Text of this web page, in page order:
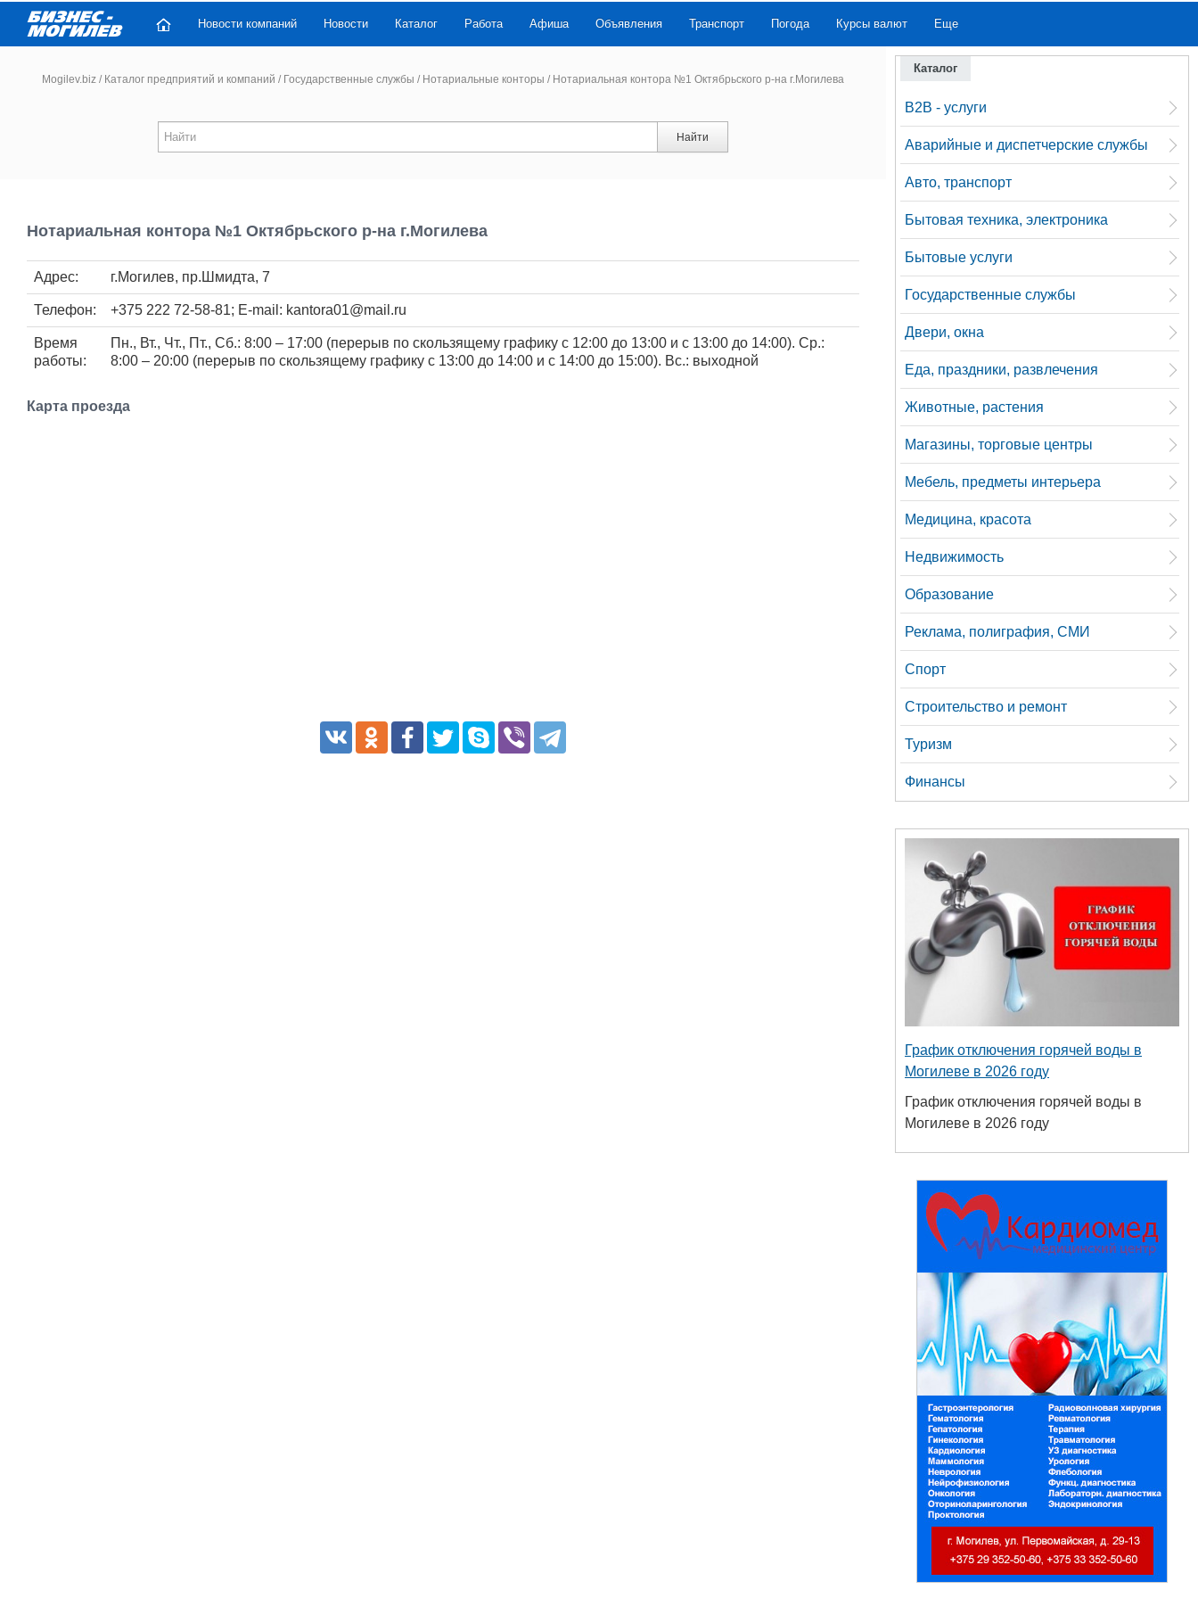
Новости компаний Новости Каталог Работа Афиша Объявления Транспорт Погода Курсы валют Еще
Mogilev.biz / Каталог предприятий и компаний / Государственные службы / Нотариальные конторы /Нотариальная контора №1 Октябрьского р-на г.Могилева
Найти
Нотариальная контора №1 Октябрьского р-на г.Могилева
Адрес: г.Могилев, пр.Шмидта, 7
Телефон: +375 222 72-58-81; E-mail: kantora01@mail.ru
Время
работы:
Пн., Вт., Чт., Пт., Сб.: 8:00 – 17:00 (перерыв по скользящему графику с 12:00 до 13:00 и с 13:00 до 14:00). Ср.:
8:00 – 20:00 (перерыв по скользящему графику с 13:00 до 14:00 и с 14:00 до 15:00). Вс.: выходной
Карта проезда
Каталог
B2B - услуги
Аварийные и диспетчерские службы
Авто, транспорт
Бытовая техника, электроника
Бытовые услуги
Государственные службы
Двери, окна
Еда, праздники, развлечения
Животные, растения
Магазины, торговые центры
Мебель, предметы интерьера
Медицина, красота
Недвижимость
Образование
Реклама, полиграфия, СМИ
Спорт
Строительство и ремонт
Туризм
Финансы
График отключения горячей воды в
Могилеве в 2026 году
График отключения горячей воды в
Могилеве в 2026 году